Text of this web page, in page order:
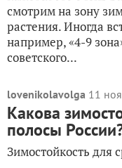
смотрим на зону
растения. Иногда
например, «4-9
советского...
lovenikolavolga 11
Какова
полосы
Зимостойкость для